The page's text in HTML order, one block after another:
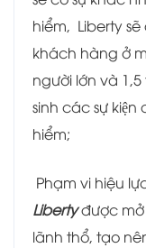
hiểm, Liberty
khách hàng ở
người lớn và
sinh các sự
hiểm;
Phạm vi hiệu
Libertyđược
lãnh thổ, tạo